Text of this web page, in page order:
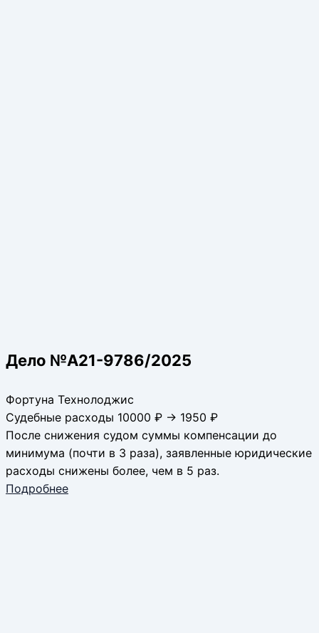
Дело №А21-9786/2025
Фортуна Технолоджис
Судебные расходы 10000 ₽ → 1950 ₽
После снижения судом суммы компенсации до
минимума (почти в 3 раза), заявленные юридические
расходы снижены более, чем в 5 раз.
Подробнее